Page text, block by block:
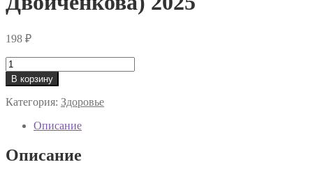
198 ₽
Количество
товара
[Fitstars]
Вог
начинающих
Двойченкова)
2025
В корзину
Категория: Здоровье
Описание
Описание